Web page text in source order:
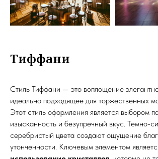
Тиффани
Стиль Тиффани — это воплощение
идеально подходящее для торжественных
Этот стиль оформления является выбором
изысканность и безупречный вкус. Темно-
серебристый цвета создают ощущение
утонченности. Ключевым элементом